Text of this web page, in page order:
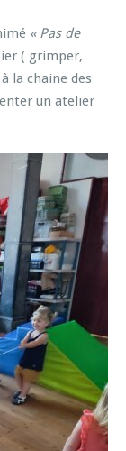
n
t
u
e
« Pas de
( grimper,
la chaine des
un atelier